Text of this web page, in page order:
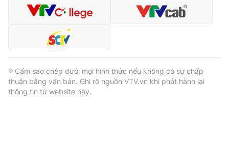
® Cấm sao chép dưới mọi hình thức nếu không có sự chấp
thuận bằng văn bản. Ghi rõ nguồn VTV.vn khi phát hành lại
thông tin từ website này.